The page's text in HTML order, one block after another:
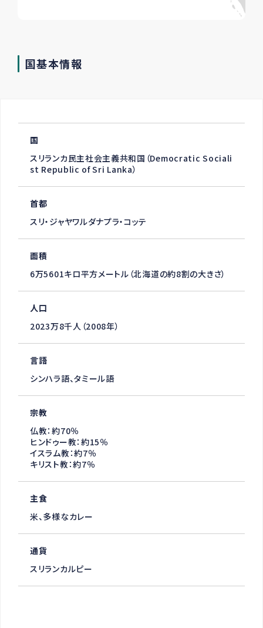
国基本情報
国
スリランカ民主社会主義共和国（Democratic Sociali
st Republic of Sri Lanka）
首都
スリ・ジャヤワルダナプラ・コッテ
面積
6万5601キロ平方メートル（北海道の約8割の大きさ）
人口
2023万8千人（2008年）
言語
シンハラ語、タミール語
宗教
仏教：約70％
ヒンドゥー教：約15％
イスラム教：約7％
キリスト教：約7％
主食
米、多様なカレー
通貨
スリランカルピー